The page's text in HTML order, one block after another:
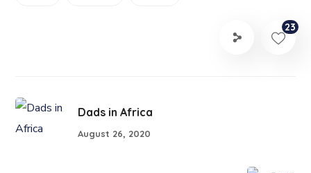
23
Dads in Africa
August 26, 2020